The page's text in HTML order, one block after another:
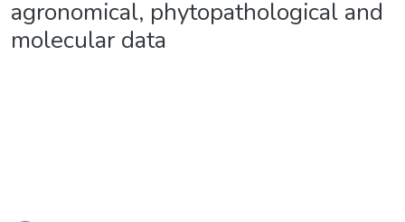
agronomical, phytopathological and
molecular data